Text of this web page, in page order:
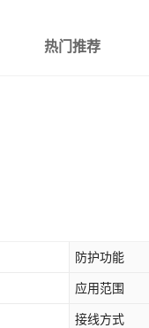
热门推荐
防护功能
应用范围
接线方式